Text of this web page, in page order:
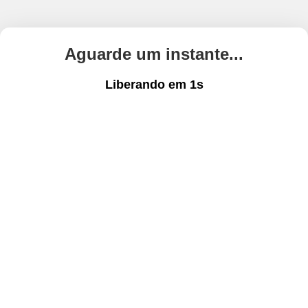
Aguarde um instante...
Liberando em 1s